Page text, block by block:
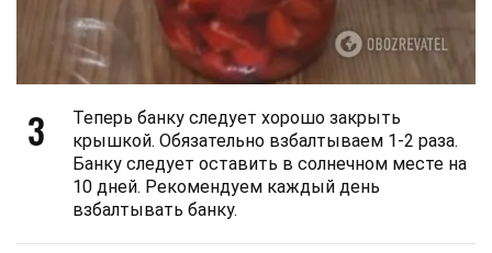
3
Теперь банку следует хорошо закрыть
крышкой. Обязательно взбалтываем 1-2 раза.
Банку следует оставить в солнечном месте на
10 дней. Рекомендуем каждый день
взбалтывать банку.